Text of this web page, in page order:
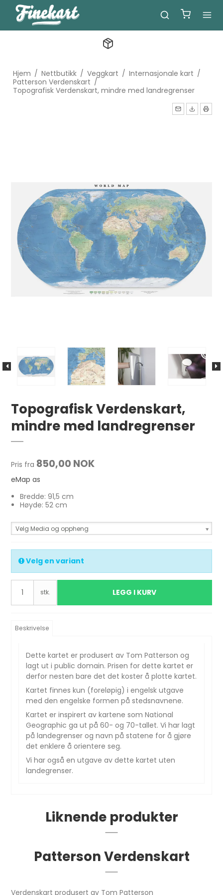
Hjem / Nettbutikk / Veggkart / Internasjonale kart /
Patterson Verdenskart /
Topografisk Verdenskart, mindre med landregrenser
Topografisk Verdenskart,
mindre med landregrenser
Pris fra 850,00 NOK
eMap as
Bredde: 91,5 cm
Høyde: 52 cm
Velg Media og oppheng
Velg en variant
stk. LEGG I KURV
Beskrivelse
Dette kartet er produsert av Tom Patterson og
lagt ut i public domain. Prisen for dette kartet er
derfor nesten bare det det koster å plotte kartet.
Kartet finnes kun (foreløpig) i engelsk utgave
med den engelske formen på stedsnavnene.
Kartet er inspirert av kartene som National
Geographic ga ut på 60- og 70-tallet. Vi har lagt
på landegrenser og navn på statene for å gjøre
det enklere å orientere seg.
Vi har også en utgave av dette kartet uten
landegrenser.
Liknende produkter
Patterson Verdenskart
Verdenskart produsert av Tom Patterson